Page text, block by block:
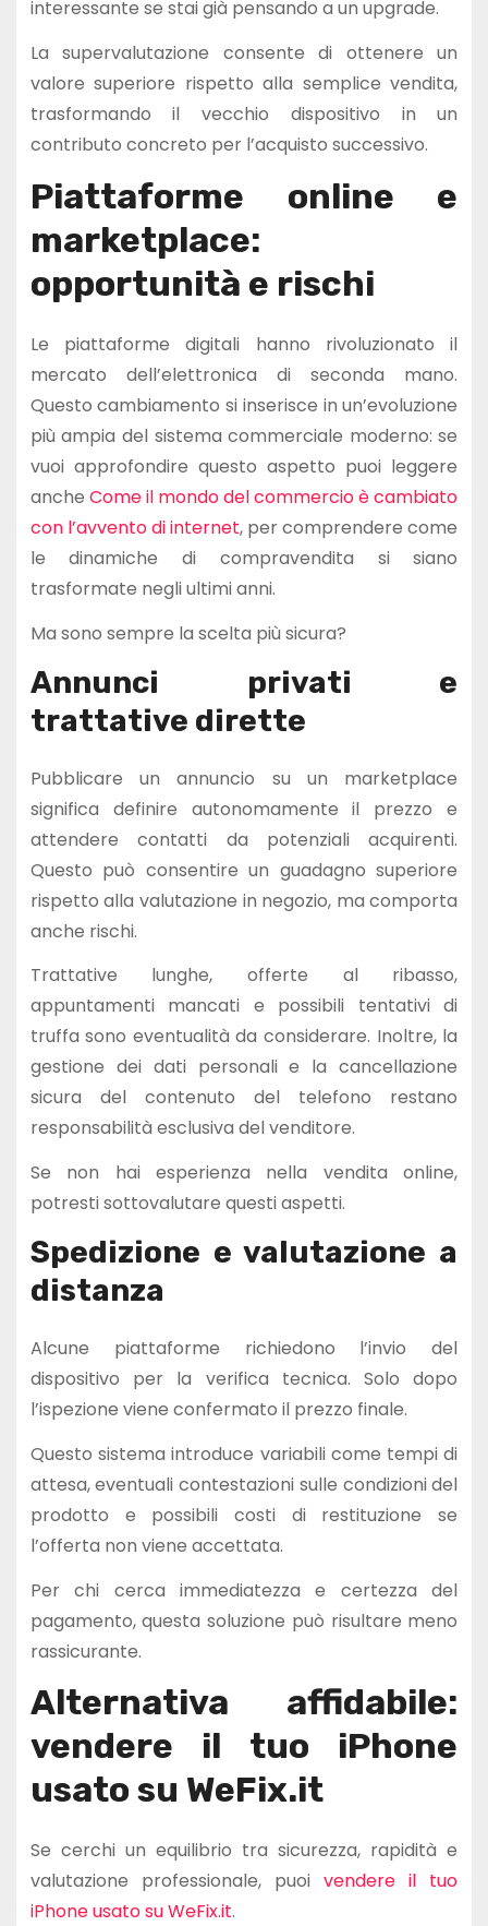
interessante se stai già pensando a un upgrade.
La supervalutazione consente di ottenere un
valore superiore rispetto alla semplice vendita,
trasformando il vecchio dispositivo in un
contributo concreto per l’acquisto successivo.
Piattaforme online e
marketplace:
opportunità e rischi
Le piattaforme digitali hanno rivoluzionato il
mercato dell’elettronica di seconda mano.
Questo cambiamento si inserisce in un’evoluzione
più ampia del sistema commerciale moderno: se
vuoi approfondire questo aspetto puoi leggere
anche Come il mondo del commercio è cambiato
con l’avvento di internet, per comprendere come
le dinamiche di compravendita si siano
trasformate negli ultimi anni.
Ma sono sempre la scelta più sicura?
Annunci privati e
trattative dirette
Pubblicare un annuncio su un marketplace
significa definire autonomamente il prezzo e
attendere contatti da potenziali acquirenti.
Questo può consentire un guadagno superiore
rispetto alla valutazione in negozio, ma comporta
anche rischi.
Trattative lunghe, offerte al ribasso,
appuntamenti mancati e possibili tentativi di
truffa sono eventualità da considerare. Inoltre, la
gestione dei dati personali e la cancellazione
sicura del contenuto del telefono restano
responsabilità esclusiva del venditore.
Se non hai esperienza nella vendita online,
potresti sottovalutare questi aspetti.
Spedizione e valutazione a
distanza
Alcune piattaforme richiedono l’invio del
dispositivo per la verifica tecnica. Solo dopo
l’ispezione viene confermato il prezzo finale.
Questo sistema introduce variabili come tempi di
attesa, eventuali contestazioni sulle condizioni del
prodotto e possibili costi di restituzione se
l’offerta non viene accettata.
Per chi cerca immediatezza e certezza del
pagamento, questa soluzione può risultare meno
rassicurante.
Alternativa affidabile:
vendere il tuo iPhone
usato su WeFix.it
Se cerchi un equilibrio tra sicurezza, rapidità e
valutazione professionale, puoivendere il tuo
iPhone usato su WeFix.it.